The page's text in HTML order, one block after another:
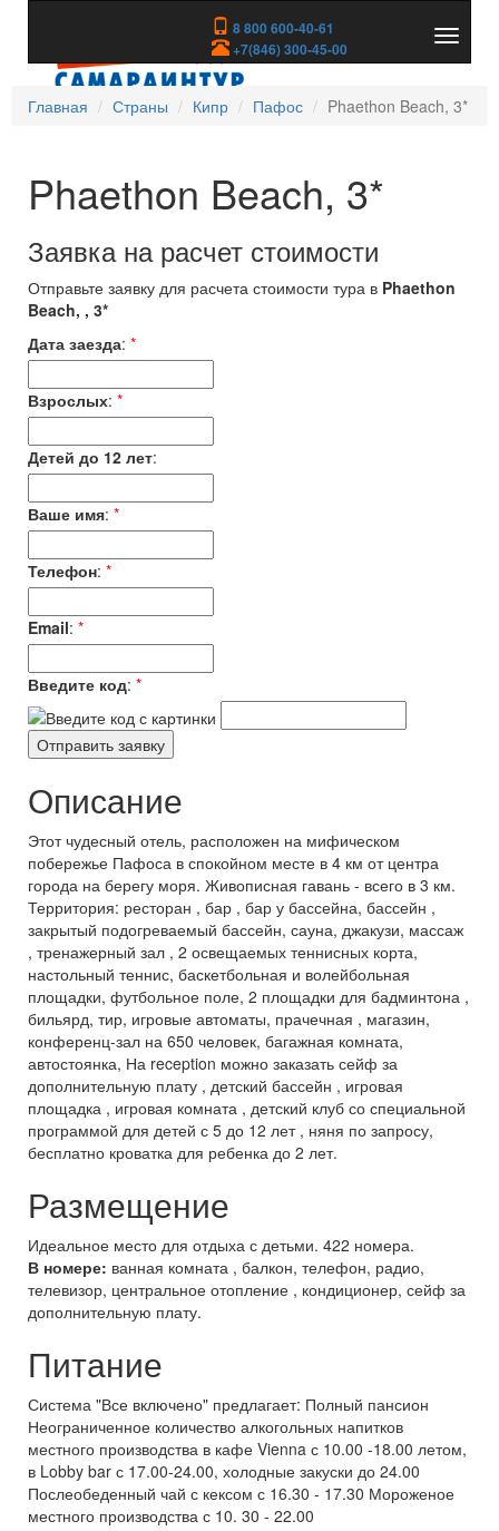
8 800 600-40-61
+7(846) 300-45-00
скрыть
Главная
Страны Кипр Пафос Phaethon Beach, 3*
Phaethon Beach, 3*
Заявка на расчет стоимости
Отправьте заявку для расчета стоимости тура в Phaethon
Beach, , 3*
Дата заезда: *
Взрослых: *
Детей до 12 лет:
Ваше имя: *
Телефон: *
Email: *
Введите код: *
Описание
Этот чудесный отель, расположен на мифическом
побережье Пафоса в спокойном месте в 4 км от центра
города на берегу моря. Живописная гавань - всего в 3 км.
Территория: ресторан , бар , бар у бассейна, бассейн ,
закрытый подогреваемый бассейн, сауна, джакузи, массаж
, тренажерный зал , 2 освещаемых теннисных корта,
настольный теннис, баскетбольная и волейбольная
площадки, футбольное поле, 2 площадки для бадминтона ,
бильярд, тир, игровые автоматы, прачечная , магазин,
конференц-зал на 650 человек, багажная комната,
автостоянка, На reception можно заказать сейф за
дополнительную плату , детский бассейн , игровая
площадка , игровая комната , детский клуб со специальной
программой для детей с 5 до 12 лет , няня по запросу,
бесплатно кроватка для ребенка до 2 лет.
Размещение
Идеальное место для отдыха с детьми. 422 номера.
В номере: ванная комната , балкон, телефон, радио,
телевизор, центральное отопление , кондиционер, сейф за
дополнительную плату.
Питание
Система "Все включено" предлагает: Полный пансион
Неограниченное количество алкогольных напитков
местного производства в кафе Vienna с 10.00 -18.00 летом,
в Lobby bar с 17.00-24.00, холодные закуски до 24.00
Послеобеденный чай с кексом с 16.30 - 17.30 Мороженое
местного производства с 10. 30 - 22.00